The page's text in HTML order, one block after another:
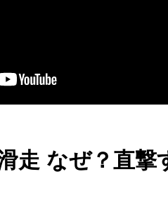
走 なぜ？直撃